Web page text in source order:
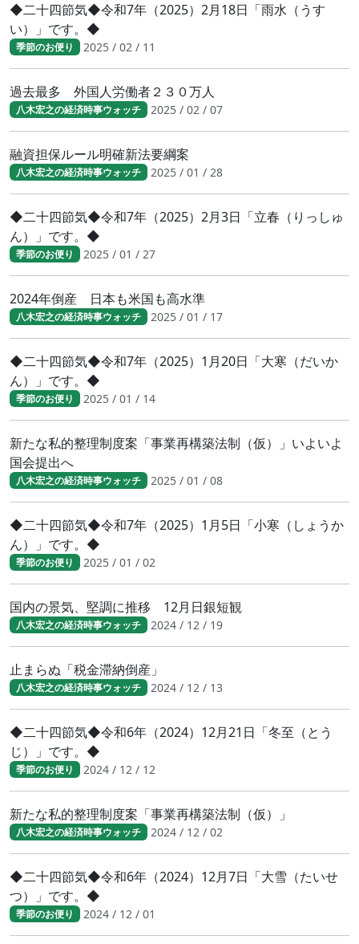
◆二十四節気◆令和7年（2025）2月18日「雨水（うす
い）」です。◆
季節のお便り 2025 / 02 / 11
過去最多 外国人労働者２３０万人
八木宏之の経済時事ウォッチ 2025 / 02 / 07
融資担保ルール明確新法要綱案
八木宏之の経済時事ウォッチ 2025 / 01 / 28
◆二十四節気◆令和7年（2025）2月3日「立春（りっしゅ
ん）」です。◆
季節のお便り 2025 / 01 / 27
2024年倒産 日本も米国も高水準
八木宏之の経済時事ウォッチ 2025 / 01 / 17
◆二十四節気◆令和7年（2025）1月20日「大寒（だいか
ん）」です。◆
季節のお便り 2025 / 01 / 14
新たな私的整理制度案「事業再構築法制（仮）」いよいよ
国会提出へ
八木宏之の経済時事ウォッチ 2025 / 01 / 08
◆二十四節気◆令和7年（2025）1月5日「小寒（しょうか
ん）」です。◆
季節のお便り 2025 / 01 / 02
国内の景気、堅調に推移 12月日銀短観
八木宏之の経済時事ウォッチ 2024 / 12 / 19
止まらぬ「税金滞納倒産」
八木宏之の経済時事ウォッチ 2024 / 12 / 13
◆二十四節気◆令和6年（2024）12月21日「冬至（とう
じ）」です。◆
季節のお便り 2024 / 12 / 12
新たな私的整理制度案「事業再構築法制（仮）」
八木宏之の経済時事ウォッチ 2024 / 12 / 02
◆二十四節気◆令和6年（2024）12月7日「大雪（たいせ
つ）」です。◆
季節のお便り 2024 / 12 / 01